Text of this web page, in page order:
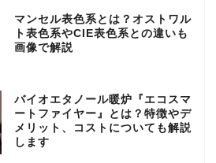
マンセル表色系とは？オストワル
ト表色系やCIE表色系との違いも
画像で解説
バイオエタノール暖炉『エコスマ
ートファイヤー』とは？特徴やデ
メリット、コストについても解説
します